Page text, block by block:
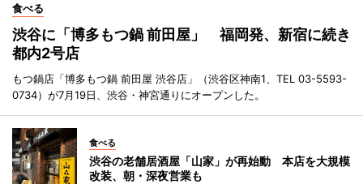
食べる
渋谷に「博多もつ鍋 前田屋」 福岡発、新宿に続き
都内2号店
もつ鍋店「博多もつ鍋 前田屋 渋谷店」（渋谷区神南1、TEL 03-5593-
0734）が7月19日、渋谷・神宮通りにオープンした。
食べる
渋谷の老舗居酒屋「山家」が再始動 本店を大規模
改装、朝・深夜営業も